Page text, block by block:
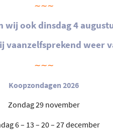
∼∼∼
wij ook dinsdag 4
vaanzelfsprekend weer
∼∼∼
Koopzondagen 2026
Zondag 29 november
6 – 13 – 20 – 27 december